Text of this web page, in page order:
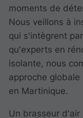
moments de
Nous veillons à
qui s'intègrent
qu'experts en
isolante, nous
approche
en Martinique.
Un brasseur